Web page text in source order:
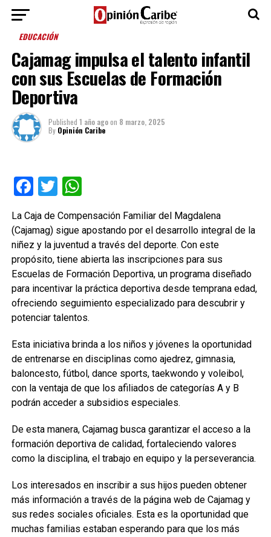
EDUCACIÓN
Cajamag impulsa el talento infantil
con sus Escuelas de Formación
Deportiva
Published 1 año agoon 8 marzo, 2025
By Opinión Caribe
Facebook
TwitterWhatsApp
La Caja de Compensación Familiar del Magdalena
(Cajamag) sigue apostando por el desarrollo integral de la
niñez y la juventud a través del deporte. Con este
propósito, tiene abierta las inscripciones para sus
Escuelas de Formación Deportiva, un programa diseñado
para incentivar la práctica deportiva desde temprana edad,
ofreciendo seguimiento especializado para descubrir y
potenciar talentos.
Esta iniciativa brinda a los niños y jóvenes la oportunidad
de entrenarse en disciplinas como ajedrez, gimnasia,
baloncesto, fútbol, dance sports, taekwondo y voleibol,
con la ventaja de que los afiliados de categorías A y B
podrán acceder a subsidios especiales.
De esta manera, Cajamag busca garantizar el acceso a la
formación deportiva de calidad, fortaleciendo valores
como la disciplina, el trabajo en equipo y la perseverancia.
Los interesados en inscribir a sus hijos pueden obtener
más información a través de la página web de Cajamag y
sus redes sociales oficiales. Esta es la oportunidad que
muchas familias estaban esperando para que los más